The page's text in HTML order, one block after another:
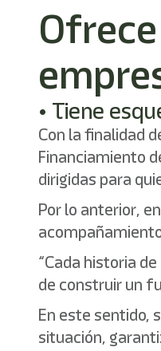
• Tiene
Con la finalidad
Financiamiento
dirigidas para
Por lo anterior,
“Cada historia
de construir un
En este sentido,
situación,